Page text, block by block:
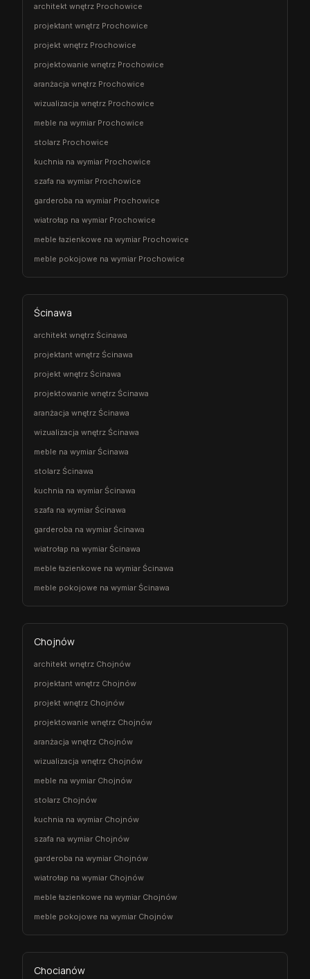
architekt wnętrz Prochowice
projektant wnętrz Prochowice
projekt wnętrz Prochowice
projektowanie wnętrz Prochowice
aranżacja wnętrz Prochowice
wizualizacja wnętrz Prochowice
meble na wymiar Prochowice
stolarz Prochowice
kuchnia na wymiar Prochowice
szafa na wymiar Prochowice
garderoba na wymiar Prochowice
wiatrołap na wymiar Prochowice
meble łazienkowe na wymiar Prochowice
meble pokojowe na wymiar Prochowice
Ścinawa
architekt wnętrz Ścinawa
projektant wnętrz Ścinawa
projekt wnętrz Ścinawa
projektowanie wnętrz Ścinawa
aranżacja wnętrz Ścinawa
wizualizacja wnętrz Ścinawa
meble na wymiar Ścinawa
stolarz Ścinawa
kuchnia na wymiar Ścinawa
szafa na wymiar Ścinawa
garderoba na wymiar Ścinawa
wiatrołap na wymiar Ścinawa
meble łazienkowe na wymiar Ścinawa
meble pokojowe na wymiar Ścinawa
Chojnów
architekt wnętrz Chojnów
projektant wnętrz Chojnów
projekt wnętrz Chojnów
projektowanie wnętrz Chojnów
aranżacja wnętrz Chojnów
wizualizacja wnętrz Chojnów
meble na wymiar Chojnów
stolarz Chojnów
kuchnia na wymiar Chojnów
szafa na wymiar Chojnów
garderoba na wymiar Chojnów
wiatrołap na wymiar Chojnów
meble łazienkowe na wymiar Chojnów
meble pokojowe na wymiar Chojnów
Chocianów